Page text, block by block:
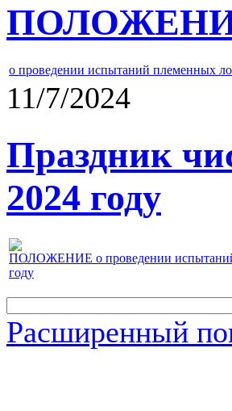
о проведении испытаний племенных
11/7/2024
Праздник
2024 году
ПОЛОЖЕНИЕ о проведении испытаний
году
Расширенный